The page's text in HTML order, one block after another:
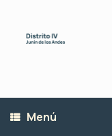
contenido
Menú